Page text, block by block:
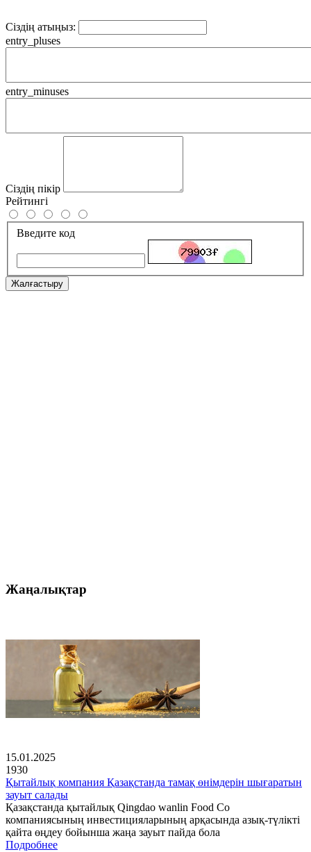
Сіздің атыңыз:
entry_pluses
entry_minuses
Сіздің пікір
Рейтингі
Введите код
Жалғастыру
Жаңалықтар
15.01.2025
1930
Қытайлық компания Қазақстанда тамақ өнімдерін шығаратын
зауыт салады
Қазақстанда қытайлық Qingdao wanlin Food Co
компаниясының инвестицияларының арқасында азық-түлікті
қайта өңдеу бойынша жаңа зауыт пайда бола
Подробнее